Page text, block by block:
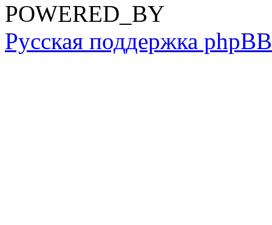
POWERED_BY
Русская поддержка phpBB